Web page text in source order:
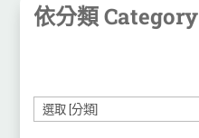
依分類 Category